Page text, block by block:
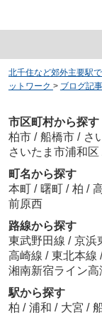
北千住など郊外主要駅
ットワーク > ブログ記
市区町村から探す
柏市 / 船橋市 / さ
さいたま市浦和区
町名から探す
本町 / 曙町 / 柏 /
前原西
路線から探す
東武野田線 / 京浜
高崎線 / 東北本線 /
湘南新宿ライン高
駅から探す
柏 / 浦和 / 大宮 /